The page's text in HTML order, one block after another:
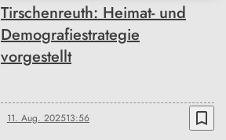
Tirschenreuth: Heimat- und
Demografiestrategie
vorgestellt
11. Aug. 202513:56 bookmark_border